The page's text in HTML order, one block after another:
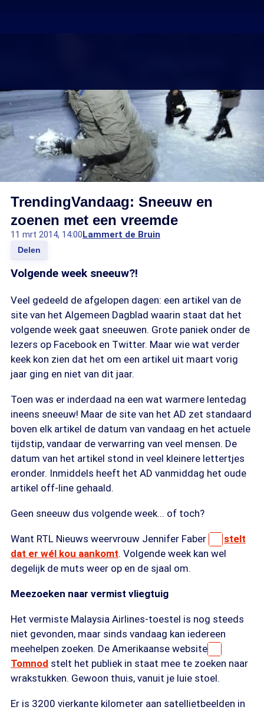
TrendingVandaag: Sneeuw en
zoenen met een vreemde
11 mrt 2014, 14:00Lammert de Bruin
Delen
Volgende week sneeuw?!
Veel gedeeld de afgelopen dagen: een artikel van de
site van het Algemeen Dagblad waarin staat dat het
volgende week gaat sneeuwen. Grote paniek onder de
lezers op Facebook en Twitter. Maar wie wat verder
keek kon zien dat het om een artikel uit maart vorig
jaar ging en niet van dit jaar.
Toen was er inderdaad na een wat warmere lentedag
ineens sneeuw! Maar de site van het AD zet standaard
boven elk artikel de datum van vandaag en het actuele
tijdstip, vandaar de verwarring van veel mensen. De
datum van het artikel stond in veel kleinere lettertjes
eronder. Inmiddels heeft het AD vanmiddag het oude
artikel off-line gehaald.
Geen sneeuw dus volgende week... of toch?
Want RTL Nieuws weervrouw Jennifer Faber
stelt
dat er wél kou aankomt. Volgende week kan wel
degelijk de muts weer op en de sjaal om.
Meezoeken naar vermist vliegtuig
Het vermiste Malaysia Airlines-toestel is nog steeds
niet gevonden, maar sinds vandaag kan iedereen
meehelpen zoeken. De Amerikaanse website
Tomnod stelt het publiek in staat mee te zoeken naar
wrakstukken. Gewoon thuis, vanuit je luie stoel.
Er is 3200 vierkante kilometer aan satellietbeelden in